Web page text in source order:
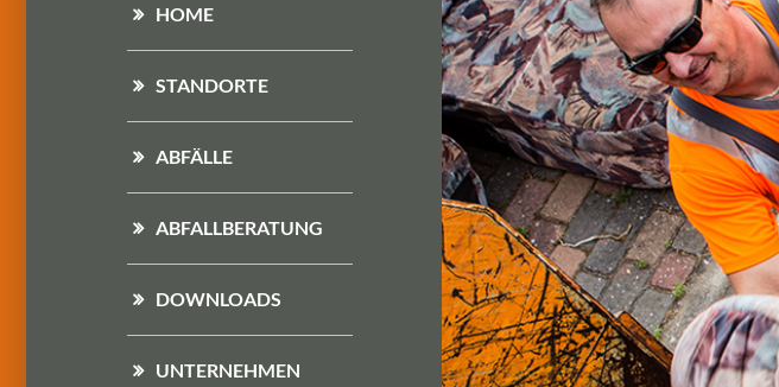
HOME
STANDORTE
ABFÄLLE
ABFALLBERATUNG
DOWNLOADS
UNTERNEHMEN